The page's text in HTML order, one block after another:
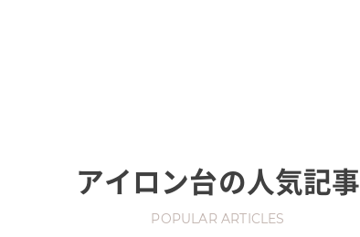
アイロン台の人気記事
POPULAR ARTICLES